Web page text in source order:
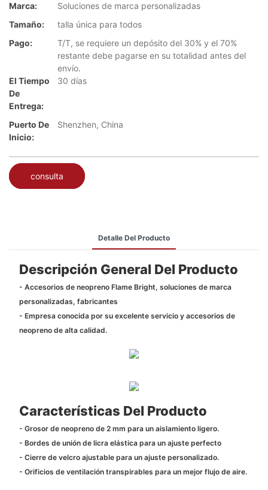
Marca:
Soluciones de marca personalizadas
Tamaño:
talla única para todos
Pago:
T/T, se requiere un depósito del 30% y el 70%
restante debe pagarse en su totalidad antes del
envío.
El Tiempo
De
Entrega:
30 días
Puerto De
Inicio:
Shenzhen, China
consulta
Detalle Del Producto
Descripción General Del Producto
- Accesorios de neopreno Flame Bright, soluciones de marca
personalizadas, fabricantes
- Empresa conocida por su excelente servicio y accesorios de
neopreno de alta calidad.
Características Del Producto
- Grosor de neopreno de 2 mm para un aislamiento ligero.
- Bordes de unión de licra elástica para un ajuste perfecto
- Cierre de velcro ajustable para un ajuste personalizado.
- Orificios de ventilación transpirables para un mejor flujo de aire.